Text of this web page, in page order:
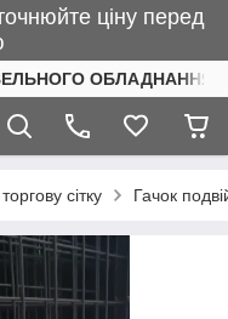
ціну перед
ОБЛАДНАННЯ
сітку Гачок